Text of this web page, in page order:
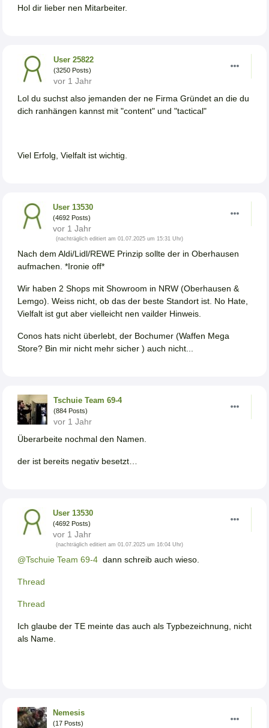
Hol dir lieber nen Mitarbeiter.
User 25822
(3250 Posts)
vor 1 Jahr
Lol du suchst also jemanden der ne Firma Gründet an die du
dich ranhängen kannst mit "content" und "tactical"
Viel Erfolg, Vielfalt ist wichtig.
User 13530
(4692 Posts)
vor 1 Jahr
(nachträglich editiert am 01.07.2025 um 15:31 Uhr)
Nach dem Aldi/Lidl/REWE Prinzip sollte der in Oberhausen
aufmachen. *Ironie off*
Wir haben 2 Shops mit Showroom in NRW (Oberhausen &
Lemgo). Weiss nicht, ob das der beste Standort ist. No Hate,
Vielfalt ist gut aber vielleicht nen vailder Hinweis.
Conos hats nicht überlebt, der Bochumer (Waffen Mega
Store? Bin mir nicht mehr sicher ) auch nicht...
Tschuie Team 69-4
(884 Posts)
vor 1 Jahr
Überarbeite nochmal den Namen.
der ist bereits negativ besetzt…
User 13530
(4692 Posts)
vor 1 Jahr
(nachträglich editiert am 01.07.2025 um 16:04 Uhr)
@Tschuie Team 69-4 dann schreib auch wieso.
Thread
Thread
Ich glaube der TE meinte das auch als Typbezeichnung, nicht
als Name.
Nemesis
(17 Posts)